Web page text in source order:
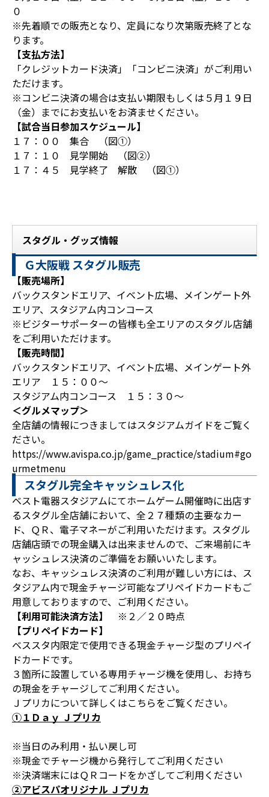
０
※先着順での販売となり、定員になり次第販売終了とな
ります。
【支払方法】
「クレジットカード決済」「コンビニ決済」がご利用い
ただけます。
※コンビニ決済の場合は支払い期限もしくは５月１９日
（金）までにお支払いをお済ませください。
【試合当日参加スケジュール】
１７：００ 集合 （図①）
１７：１０ 見学開始 （図②）
１７：４５ 見学終了 解散 （図①）
スタグル・グッズ情報
Ｇ大阪戦 スタグル販売
【販売場所】
バックスタンドエリア、イベント広場、メインゲート外
エリア、スタジアム内コンコース
※ビジターサポーターの皆様も全エリアのスタグル店舗
をご利用いただけます。
【販売時間】
バックスタンドエリア、イベント広場、メインゲート外
エリア １５：００～
スタジアム内コンコース １５：３０～
＜グルメマップ＞
全店舗の情報につきましてはスタジアムガイドをご覧く
ださい。
https://www.avispa.co.jp/game_practice/stadium#go
urmetmenu
スタグル完全キャッシュレス化
ベスト電器スタジアムにてホームゲーム開催時に出店す
るスタグル全店舗において、全２７種類の主要なカー
ド、ＱＲ、電子マネーがご利用いただけます。スタグル
店舗店頭での現金購入は出来ませんので、ご来場前にキ
ャッシュレス決済のご準備をお願いいたします。
なお、キャッシュレス決済のご利用が難しい方には、ス
タジアム内で現金チャージ可能なプリペイドカードもご
用意しておりますので、ご利用ください。
【利用可能決済方法】
※２／２０時点
【プリペイドカード】
ベススタ内限定で使用できる現金チャージ型のプリペイ
ドカードです。
３箇所に設置している専用チャージ機を使用し、お持ち
の現金をチャージしてご利用ください。
Ｊプリカについて詳しくはこちらをご覧ください。
①１Ｄａｙ Ｊプリカ
※当日のみ利用・払い戻し可
※現金でチャージ機から発行してご利用ください
※決済端末にはＱＲコードをかざしてご利用ください
②アビスパオリジナル Ｊプリカ